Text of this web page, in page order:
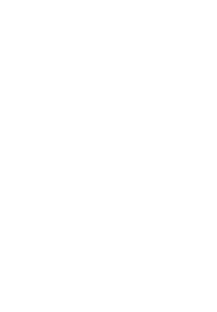
糧食局為了推廣麵食，積
知識的家政學生。這些人便
鋒。師大家政系本身也十分
經舉辦麵條烹製展示會，示範
其中不乏一些餐館菜餚，舉
中製成的珊瑚麵條，或者是
吃點心囉！麵包、蛋
在美國小麥協會支持下，
倡。除了透過招考方式，送
式烘焙技術，並在回國後擔
知識。有研究者形容臺灣區